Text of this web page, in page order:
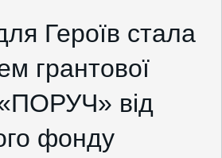
Героїв стала
грантової
від
фонду